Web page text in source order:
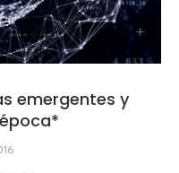
emergentes y